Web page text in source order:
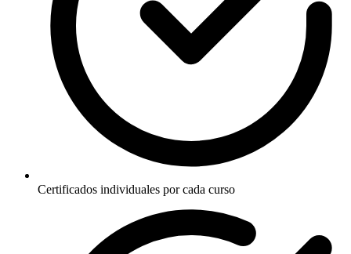
Certificados individuales por cada curso